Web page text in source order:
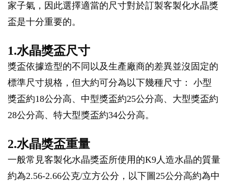
家子氣，因此選擇適當的尺寸對於訂製客製化水晶獎
盃是十分重要的。
1.水晶獎盃尺寸
獎盃依據造型的不同以及生產廠商的差異並沒固定的
標準尺寸規格，但大約可分為以下幾種尺寸： 小型
獎盃約18公分高、中型獎盃約25公分高、大型獎盃約
28公分高、特大型獎盃約34公分高。
2.水晶獎盃重量
一般常見客製化水晶獎盃所使用的K9人造水晶的質量
約為2.56-2.66公克/立方公分，以下圖25公分高約為中